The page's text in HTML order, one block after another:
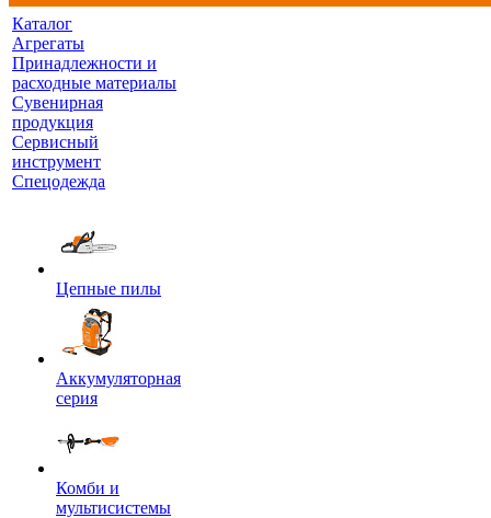
Каталог
Агрегаты
Принадлежности и
расходные материалы
Сувенирная
продукция
Сервисный
инструмент
Спецодежда
Цепные пилы
Аккумуляторная
серия
Комби и
мультисистемы